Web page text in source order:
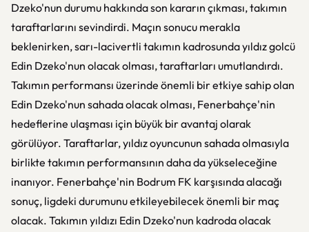
Dzeko'nun durumu hakkında son kararın çıkması, takımın
taraftarlarını sevindirdi. Maçın sonucu merakla
beklenirken, sarı-lacivertli takımın kadrosunda yıldız golcü
Edin Dzeko'nun olacak olması, taraftarları umutlandırdı.
Takımın performansı üzerinde önemli bir etkiye sahip olan
Edin Dzeko'nun sahada olacak olması, Fenerbahçe'nin
hedeflerine ulaşması için büyük bir avantaj olarak
görülüyor. Taraftarlar, yıldız oyuncunun sahada olmasıyla
birlikte takımın performansının daha da yükseleceğine
inanıyor. Fenerbahçe'nin Bodrum FK karşısında alacağı
sonuç, ligdeki durumunu etkileyebilecek önemli bir maç
olacak. Takımın yıldızı Edin Dzeko'nun kadroda olacak